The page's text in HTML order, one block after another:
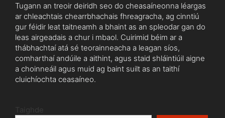
Tugann an treoir deiridh seo do cheasaíneonna léargas
ar chleachtais chearrbhachais fhreagracha, ag cinntiú
gur féidir leat taitneamh a bhaint as an spleodar gan do
leas airgeadais a chur i mbaol. Cuirimid béim ar a
thábhachtaí atá sé teorainneacha a leagan síos,
comharthaí andúile a aithint, agus staid shláintiúil aigne
a choinneáil agus muid ag baint suilt as an taithí
cluichíochta ceasaíneo.
Taighde